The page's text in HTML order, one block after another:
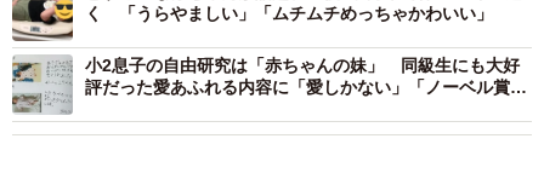
く 「うらやましい」「ムチムチめっちゃかわいい」
小2息子の自由研究は「赤ちゃんの妹」 同級生にも大好
評だった愛あふれる内容に「愛しかない」「ノーベル賞も